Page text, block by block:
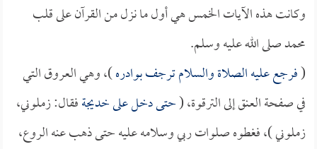
وكانت هذه الآيات الخمس هي أول ما نزل من القرآن على قلب
محمد صلى الله عليه وسلم.
(فرجع عليه الصلاة والسلام ترجف بوادره)، وهي العروق التي
في صفحة العنق إلى الترقوة، (حتى دخل علىخديجةفقال: زملوني،
زملوني )، فغطوه صلوات ربي وسلامه عليه حتى ذهب عنه الروع،